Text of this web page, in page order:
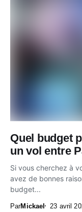
Quel budget
un vol entre
Si vous cherchez à
avez de bonnes
budget...
ParMickael 23 avril